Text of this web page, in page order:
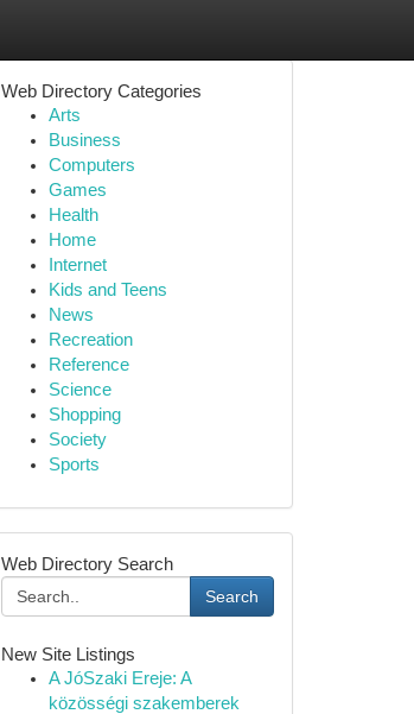
Web Directory Categories
Arts
Business
Computers
Games
Health
Home
Internet
Kids and Teens
News
Recreation
Reference
Science
Shopping
Society
Sports
Web Directory Search
Search
New Site Listings
A JóSzaki Ereje: A
közösségi szakemberek